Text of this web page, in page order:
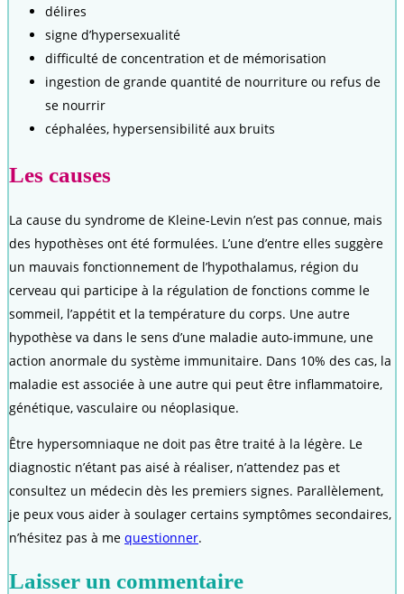
délires
signe d’hypersexualité
difficulté de concentration et de mémorisation
ingestion de grande quantité de nourriture ou refus de
se nourrir
céphalées, hypersensibilité aux bruits
Les causes
La cause du syndrome de Kleine-Levin n’est pas connue, mais
des hypothèses ont été formulées. L’une d’entre elles suggère
un mauvais fonctionnement de l’hypothalamus, région du
cerveau qui participe à la régulation de fonctions comme le
sommeil, l’appétit et la température du corps. Une autre
hypothèse va dans le sens d’une maladie auto-immune, une
action anormale du système immunitaire. Dans 10% des cas, la
maladie est associée à une autre qui peut être inflammatoire,
génétique, vasculaire ou néoplasique.
Être hypersomniaque ne doit pas être traité à la légère. Le
diagnostic n’étant pas aisé à réaliser, n’attendez pas et
consultez un médecin dès les premiers signes. Parallèlement,
je peux vous aider à soulager certains symptômes secondaires,
n’hésitez pas à me questionner.
Laisser un commentaire